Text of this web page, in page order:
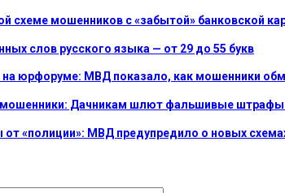
схеме мошенников с «забытой» банковской
слов русского языка — от 29 до 55 букв
юрфоруме: МВД показало, как мошенники
Дачникам шлют фальшивые штрафы
«полиции»: МВД предупредило о новых